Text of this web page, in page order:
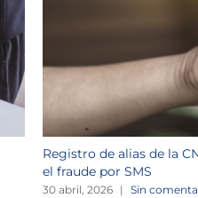
Registro de alias de la
el fraude por SMS
30 abril, 2026 | Sin